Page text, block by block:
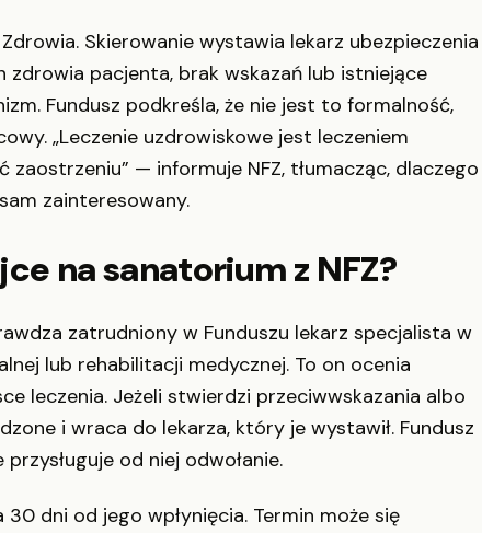
Skierowanie wystawia lekarz ubezpieczenia
pacjenta, brak wskazań lub istniejące
Fundusz podkreśla, że nie jest to formalność,
„Leczenie uzdrowiskowe jest leczeniem
— informuje NFZ, tłumacząc, dlaczego
zainteresowany.
na sanatorium z NFZ?
zatrudniony w Funduszu lekarz specjalista w
lub rehabilitacji medycznej. To on ocenia
leczenia. Jeżeli stwierdzi przeciwwskazania albo
i wraca do lekarza, który je wystawił. Fundusz
od niej odwołanie.
dni od jego wpłynięcia. Termin może się